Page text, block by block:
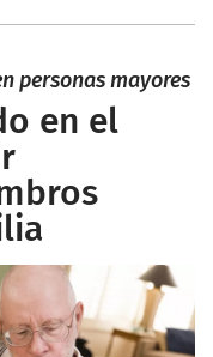
personas mayores
en el